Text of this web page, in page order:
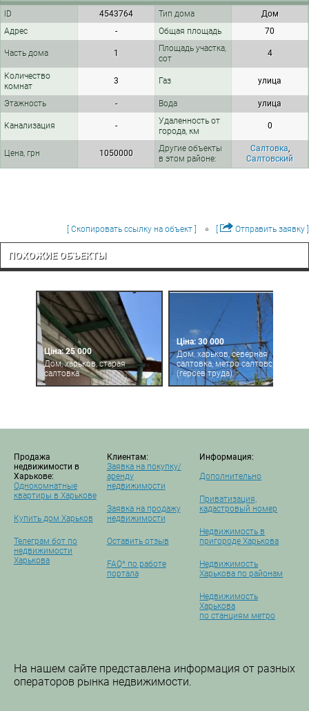
ID 4543764 Тип дома
Дом
Адрес
- Общая площадь 70
Часть дома 1
Площадь участка,
сот
4
Количество
комнат
3 Газ улица
Этажность - Вода улица
Канализация -
Удаленность от
города, км
0
Цена, грн 1050000
Другие объекты
в этом районе:
Салтовка,
Салтовский
[ Скопировать ссылку на объект ] Отправить заявку ]
ПОХОЖИЕ ОБЪЕКТЫ
Ціна: 25 000
Дом, харьков, старая
салтовка
Ціна: 30 000
Дом, харьков, северная
салтовка, метро салтовская
(героев труда)
Продажа
недвижимости в
Харькове:
Однокомнатные
квартиры в Харькове
Купить дом Харьков
Телеграм бот по
недвижимости
Харькова
Клиентам:
Заявка на покупку/
аренду
недвижимости
Заявка на продажу
недвижимости
Оставить отзыв
FAQ* по работе
портала
Информация:
Дополнительно
Приватизация,
кадастровый номер
Недвижимость в
пригороде Харькова
Недвижимость
Харькова по районам
Недвижимость
Харькова
по станциям метро
На нашем сайте представлена информация от разных
операторов рынка недвижимости.